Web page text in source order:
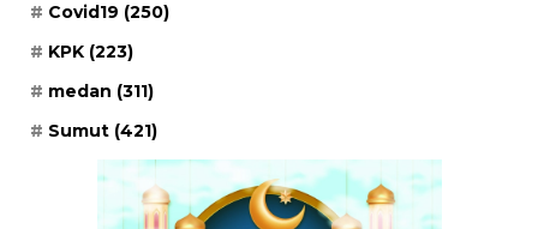
Covid19 (250)
KPK (223)
medan (311)
Sumut (421)